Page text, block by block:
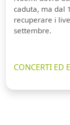
caduta, ma dal
recuperare i
settembre.
CONCERTI ED